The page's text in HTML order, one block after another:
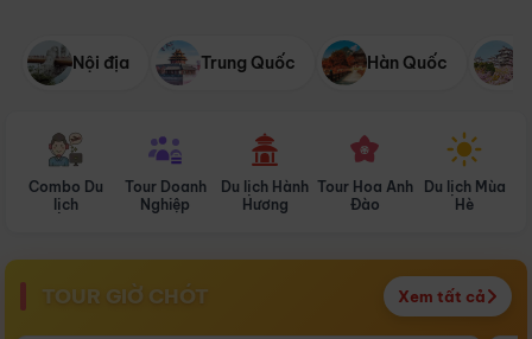
Nội địa Trung Quốc Hàn Quốc
Combo Du
lịch
Tour Doanh
Nghiệp
Du lịch Hành
Hương
Tour Hoa Anh
Đào
Du lịch Mùa
Hè
TOUR GIỜ CHÓT Xem tất cả
Điểm nổi bật